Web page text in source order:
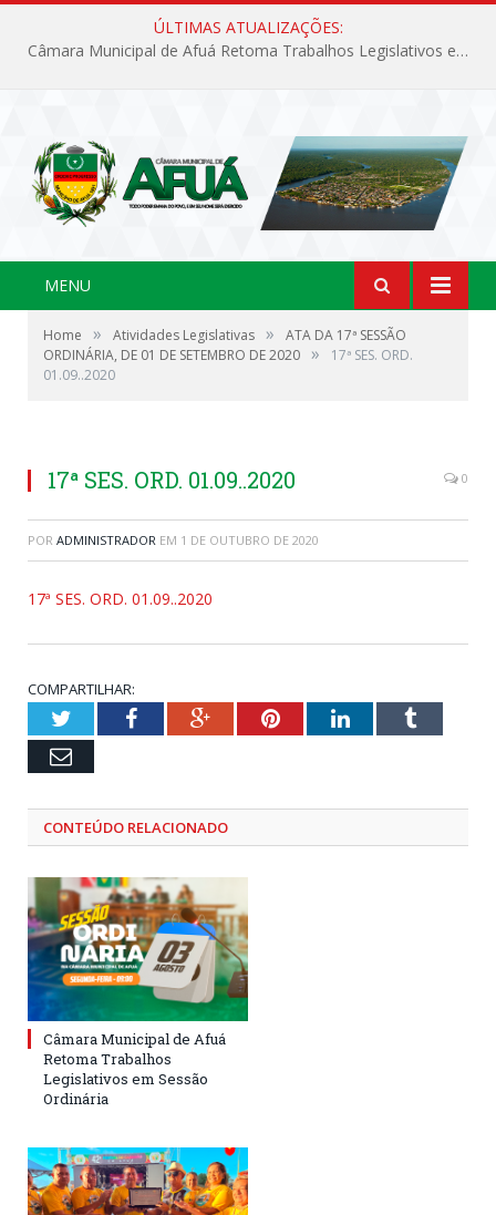
ÚLTIMAS ATUALIZAÇÕES:
Câmara Municipal de Afuá Retoma Trabalhos Legislativos em Sessão Ordinária
MENU
Home » Atividades Legislativas »
ATA DA 17ª SESSÃO
ORDINÁRIA, DE 01 DE SETEMBRO DE 2020 »
17ª SES. ORD.
01.09..2020
17ª SES. ORD. 01.09..2020 0
POR ADMINISTRADOR EM 1 DE OUTUBRO DE 2020
17ª SES. ORD. 01.09..2020
COMPARTILHAR:
TwitterFacebookGoogle+PinterestLinkedInTumblr
Email
CONTEÚDO RELACIONADO
Câmara Municipal de Afuá
Retoma Trabalhos
Legislativos em Sessão
Ordinária